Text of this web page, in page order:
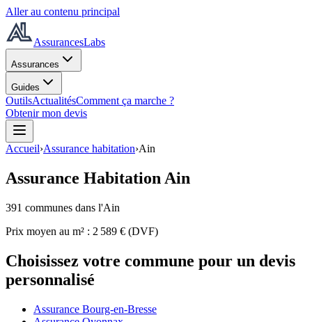
Aller au contenu principal
AssurancesLabs
Assurances
Guides
OutilsActualitésComment ça marche ?
Obtenir mon devis
Accueil›Assurance habitation›Ain
Assurance Habitation Ain
391 communes dans l'Ain
Prix moyen au m² : 2 589 € (DVF)
Choisissez votre commune pour un devis
personnalisé
Assurance Bourg-en-Bresse